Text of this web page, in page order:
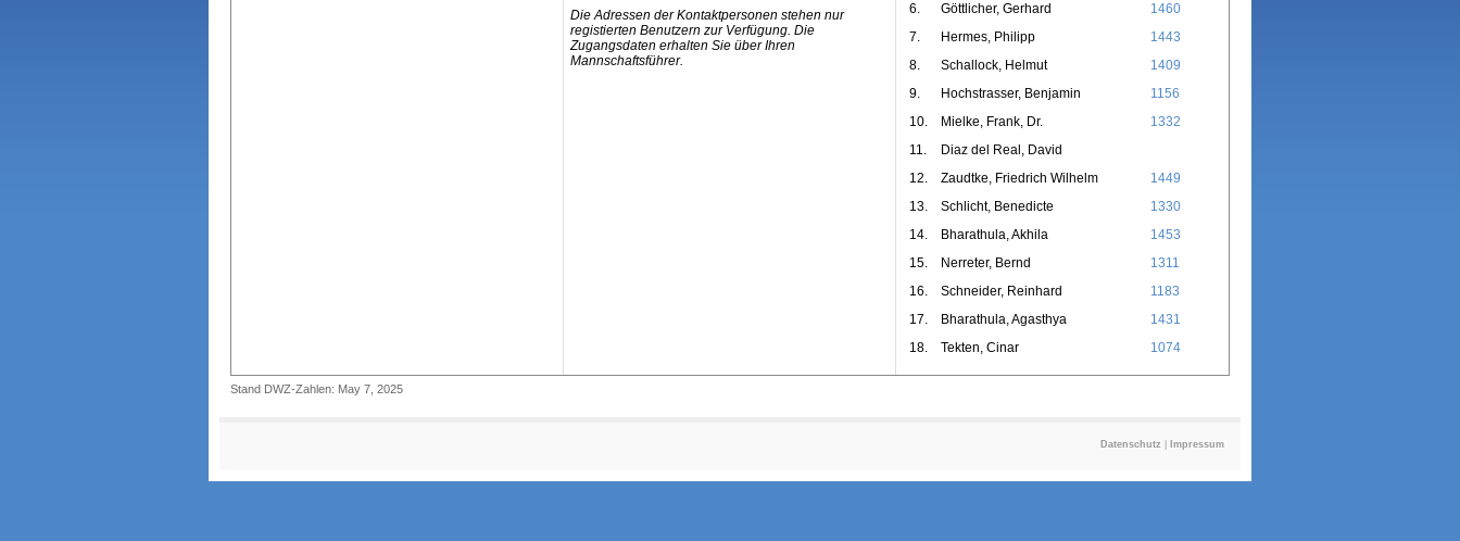
Die Adressen der Kontaktpersonen stehen nur
registierten Benutzern zur Verfügung. Die
Zugangsdaten erhalten Sie über Ihren
Mannschaftsführer.
6.
Göttlicher, Gerhard
1460
7.
Hermes, Philipp
1443
8.
Schallock, Helmut
1409
9.
Hochstrasser, Benjamin
1156
10.
Mielke, Frank, Dr.
1332
11.
Diaz del Real, David
12.
Zaudtke, Friedrich Wilhelm
1449
13.
Schlicht, Benedicte
1330
14.
Bharathula, Akhila
1453
15.
Nerreter, Bernd
1311
16.
Schneider, Reinhard
1183
17.
Bharathula, Agasthya
1431
18.
Tekten, Cinar 1074
Stand DWZ-Zahlen: May 7, 2025
Datenschutz Impressum